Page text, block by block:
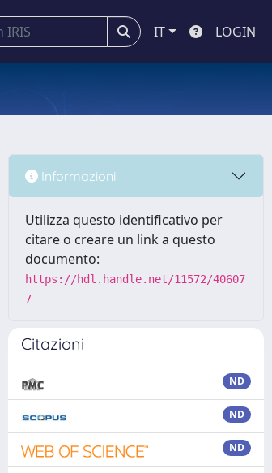
IT LOGIN
Informazioni
Utilizza questo identificativo per
citare o creare un link a questo
documento:
https://hdl.handle.net/11572/40607
7
Citazioni
ND
ND
ND